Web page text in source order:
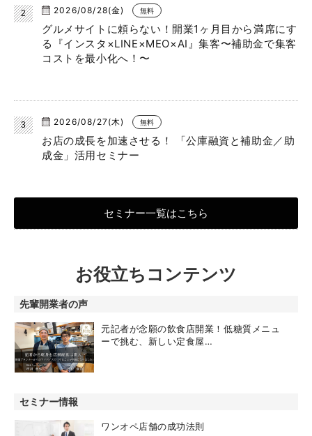
2026/08/28(金) 無料
グルメサイトに頼らない！開業1ヶ月目から満席にす
る『インスタ×LINE×MEO×AI』集客〜補助金で集客
コストを最小化へ！〜
2026/08/27(木) 無料
お店の成長を加速させる！ 「公庫融資と補助金／助
成金」活用セミナー
セミナー一覧はこちら
お役立ちコンテンツ
先輩開業者の声
元記者が念願の飲食店開業！低糖質メニュ
ーで挑む、新しい定食屋…
セミナー情報
ワンオペ店舗の成功法則